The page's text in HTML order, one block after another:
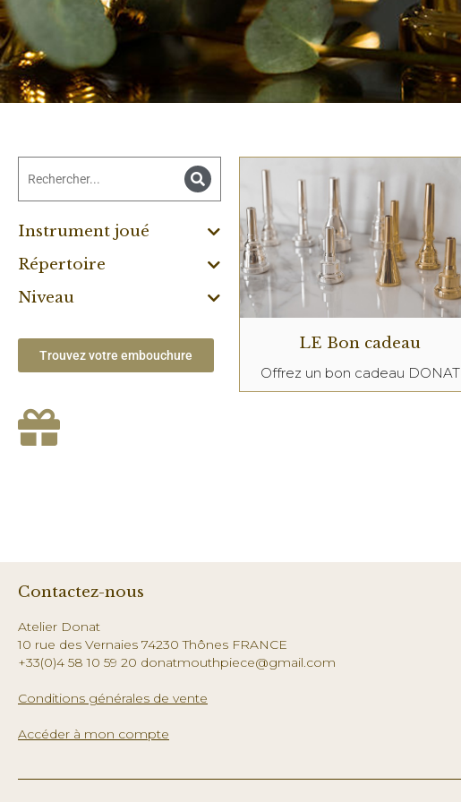
Instrument joué
Répertoire
Niveau
Trouvez votre embouchure
LE Bon cadeau
Offrez un bon cadeau DONAT
Contactez-nous
Atelier Donat
10 rue des Vernaies 74230 Thônes FRANCE
+33(0)4 58 10 59 20 donatmouthpiece@gmail.com
Conditions générales de vente
Accéder à mon compte